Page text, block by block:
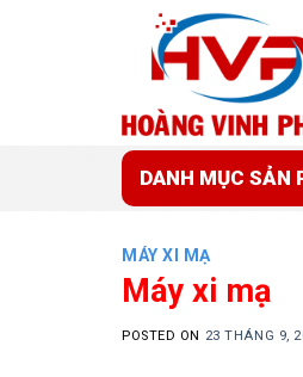
DANH MỤC SẢN
MÁY XI MẠ
Máy xi mạ
POSTED ON 23 THÁNG 9,